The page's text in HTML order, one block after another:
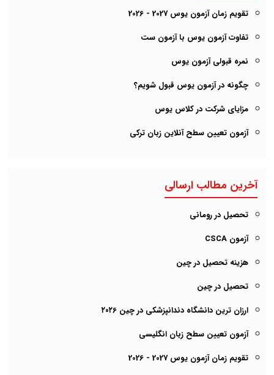
تقویم زمان آزمون یوس 2027 - 2026
تفاوت آزمون یوس با آزمون ست
نمره قبولی آزمون یوس
چگونه در آزمون یوس قبول شویم؟
مزایای شرکت در کلاس یوس
آزمون تعیین سطح آنلاین زبان ترکی
آخرین مطالب ارسالی
تحصیل در رومانی
آزمون CSCA
هزینه تحصیل در چین
تحصیل در چین
ارزان ترین دانشگاه دندانپزشکی در چین ۲۰۲6
آزمون تعیین سطح زبان انگلیسی
تقویم زمان آزمون یوس 2027 - 2026